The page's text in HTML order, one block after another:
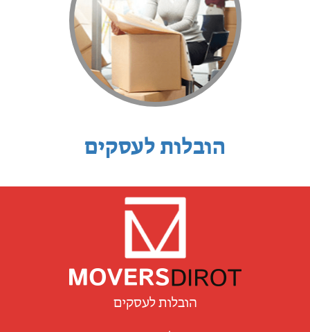
הובלות לעסקים
הובלות לעסקים